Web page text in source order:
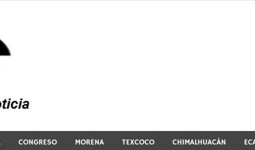
CONGRESO MORENA TEXCOCO CHIMALHUACÁN